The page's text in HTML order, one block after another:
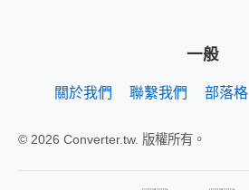
一般
關於我們 聯繫我們 部落格
© 2026 Converter.tw. 版權所有。